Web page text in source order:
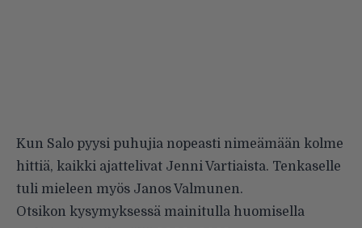
Kun Salo pyysi puhujia nopeasti nimeämään kolme
hittiä, kaikki ajattelivat Jenni Vartiaista. Tenkaselle
tuli mieleen myös Janos Valmunen.
Otsikon kysymyksessä mainitulla huomisella